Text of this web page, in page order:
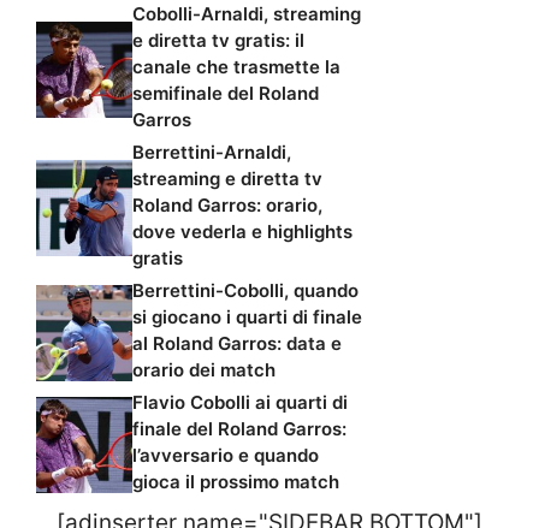
Cobolli-Arnaldi, streaming
e diretta tv gratis: il
canale che trasmette la
semifinale del Roland
Garros
Berrettini-Arnaldi,
streaming e diretta tv
Roland Garros: orario,
dove vederla e highlights
gratis
Berrettini-Cobolli, quando
si giocano i quarti di finale
al Roland Garros: data e
orario dei match
Flavio Cobolli ai quarti di
finale del Roland Garros:
l’avversario e quando
gioca il prossimo match
[adinserter name="SIDEBAR BOTTOM"]